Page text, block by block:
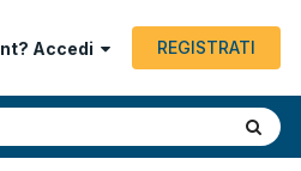
Accedi REGISTRATI